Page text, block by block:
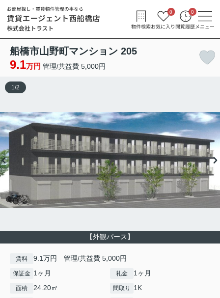
物件検索お気に入り
0
閲覧履歴
0
メニュー
船橋市山野町マンション 205
9.1万円 管理/共益費 5,000円
【外観パース】
1/2
賃料 9.1万円 管理/共益費 5,000円
保証金 1ヶ月 礼金 1ヶ月
面積 24.20㎡ 間取り 1K